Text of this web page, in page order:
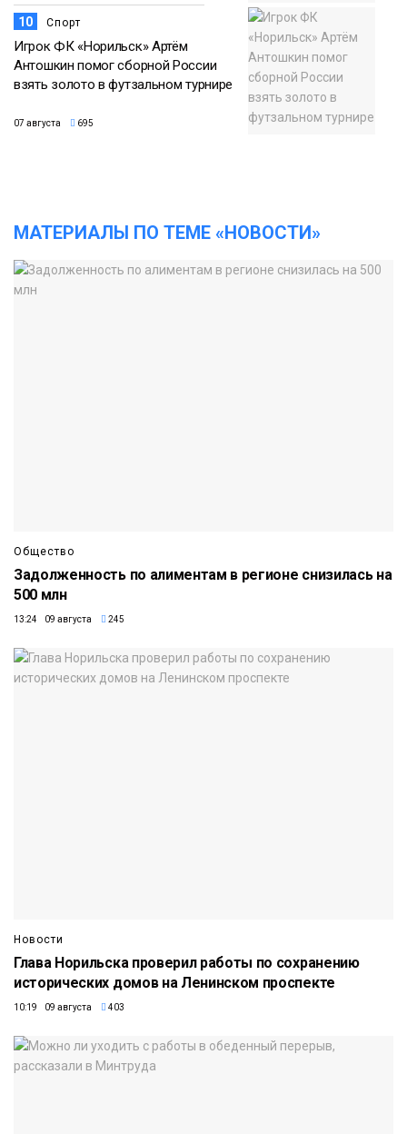
10 Спорт
Игрок ФК «Норильск» Артём
Антошкин помог сборной России
взять золото в футзальном турнире
07 августа 695
МАТЕРИАЛЫ ПО ТЕМЕ «НОВОСТИ»
Общество
Задолженность по алиментам в регионе снизилась на
500 млн
13:24 09 августа 245
Новости
Глава Норильска проверил работы по сохранению
исторических домов на Ленинском проспекте
10:19 09 августа 403